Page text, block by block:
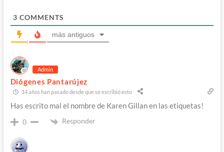
3 COMMENTS
más antiguos
Admin
Diógenes Pantarújez
14 años han pasado desde que se escribió esto
Has escrito mal el nombre de Karen Gillan en las etiquetas!
0 Responder